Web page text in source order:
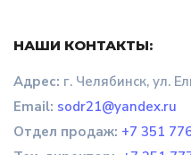
НАШИ КОНТАКТЫ:
Адрес: г. Челябинск, ул.
Email: sodr21@yandex.ru
Отдел продаж: +7 351